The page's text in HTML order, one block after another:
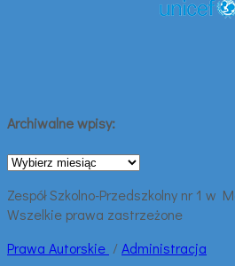
Archiwalne wpisy:
Archiwalne
Zespół Szkolno-Przedszkolny nr 1 w
Wszelkie prawa zastrzeżone
Prawa Autorskie /Administracja